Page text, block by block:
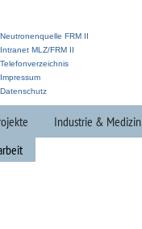
FRM II
MLZ/FRM II
Industrie & Medizin